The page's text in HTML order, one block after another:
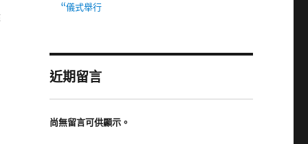
“儀式舉行
近期留言
尚無留言可供顯示。